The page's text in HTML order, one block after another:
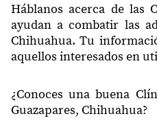
Háblanos acerca de las
ayudan a combatir las
Chihuahua. Tu
aquellos interesados en
¿Conoces una buena
Guazapares, Chihuahua?